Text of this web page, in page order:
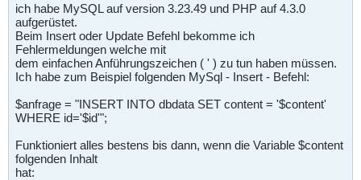
ich habe MySQL auf version 3.23.49 und PHP auf 4.3.0
aufgerüstet.
Beim Insert oder Update Befehl bekomme ich
Fehlermeldungen welche mit
dem einfachen Anführungszeichen ( ' ) zu tun haben müssen.
Ich habe zum Beispiel folgenden MySql - Insert - Befehl:
$anfrage = "INSERT INTO dbdata SET content = '$content'
WHERE id='$id'";
Funktioniert alles bestens bis dann, wenn die Variable $content
folgenden Inhalt
hat: